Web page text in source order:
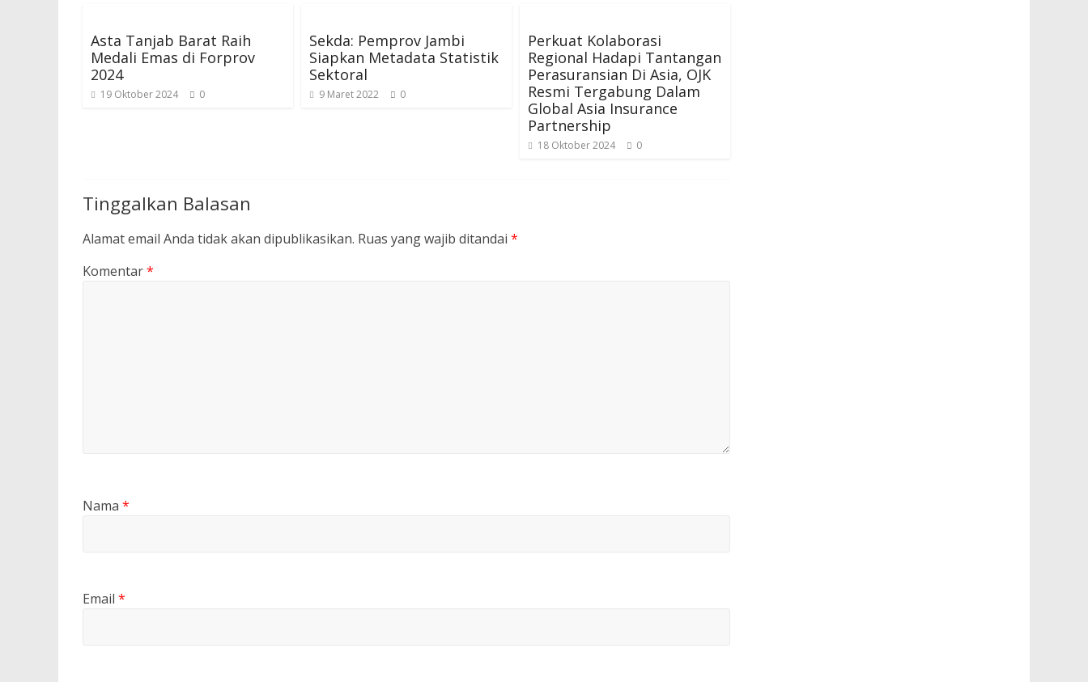
Asta Tanjab Barat Raih
Medali Emas di Forprov
2024
19 Oktober 2024 0
Sekda: Pemprov Jambi
Siapkan Metadata Statistik
Sektoral
9 Maret 2022 0
Perkuat Kolaborasi
Regional Hadapi Tantangan
Perasuransian Di Asia, OJK
Resmi Tergabung Dalam
Global Asia Insurance
Partnership
18 Oktober 2024 0
Tinggalkan Balasan
Alamat email Anda tidak akan dipublikasikan. Ruas yang wajib ditandai *
Komentar*
Nama *
Email *